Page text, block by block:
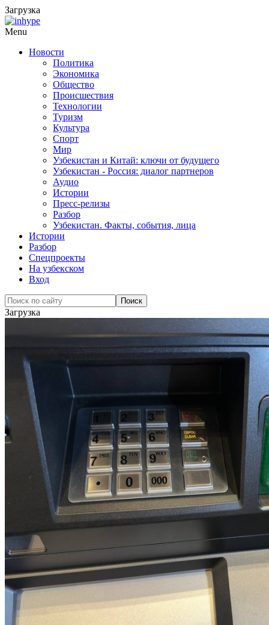
Загрузка
Menu
Новости
Политика
Экономика
Общество
Происшествия
Технологии
Туризм
Культура
Спорт
Мир
Узбекистан и Китай: ключи от будущего
Узбекистан - Россия: диалог партнеров
Аудио
Истории
Пресс-релизы
Разбор
Узбекистан. Факты, события, лица
Истории
Разбор
Спецпроекты
На узбекском
Вход
Загрузка